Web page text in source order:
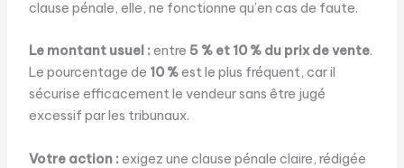
clause pénale, elle, ne fonctionne qu’en cas de faute.
Le montant usuel :entre 5 % et 10 % du prix de vente.
Le pourcentage de 10 %est le plus fréquent, car il
sécurise efficacement le vendeur sans être jugé
excessif par les tribunaux.
Votre action :exigez une clause pénale claire, rédigée